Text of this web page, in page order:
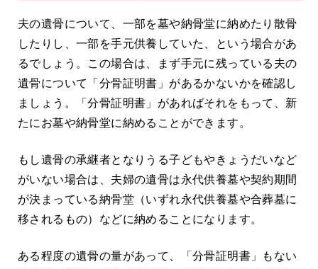
夫の遺骨について、一部を墓や納骨堂に納めたり散骨
したりし、一部を手元供養していた、という場合があ
るでしょう。この場合は、まず手元に残っている夫の
遺骨について「分骨証明書」があるかないかを確認し
ましょう。「分骨証明書」があればそれをもって、新
たにお墓や納骨堂に納めることができます。
もし遺骨の承継者となりうる子どもやきょうだいなど
がいない場合は、夫婦の遺骨は永代供養墓や契約期間
が決まっている納骨堂（いずれ永代供養墓や合葬墓に
移されるもの）などに納めることになります。
ある程度の遺骨の量があって、「分骨証明書」もない